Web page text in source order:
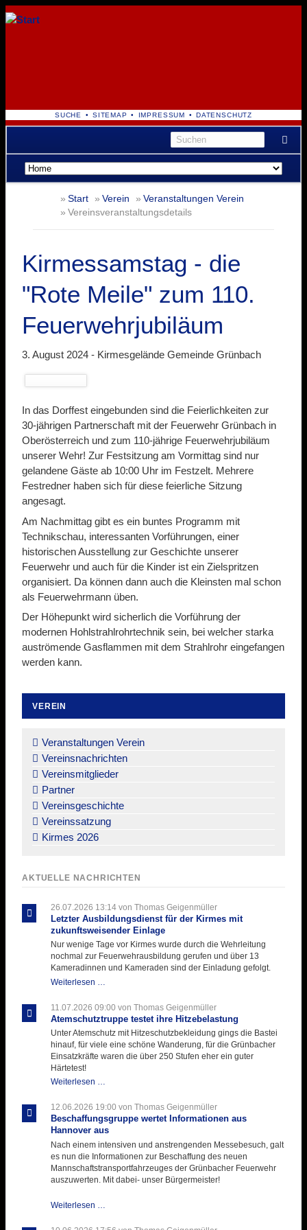
NAVIGATION
ÜBERSPRINGEN
SUCHE SITEMAP IMPRESSUM DATENSCHUTZ
Navigation
überspringen
Start Verein
Veranstaltungen Verein
Vereinsveranstaltungsdetails
Kirmessamstag - die
"Rote Meile" zum 110.
Feuerwehrjubiläum
3. August 2024 - Kirmesgelände Gemeinde Grünbach
In das Dorffest eingebunden sind die Feierlichkeiten zur
30-jährigen Partnerschaft mit der Feuerwehr Grünbach in
Oberösterreich und zum 110-jährige Feuerwehrjubiläum
unserer Wehr! Zur Festsitzung am Vormittag sind nur
gelandene Gäste ab 10:00 Uhr im Festzelt. Mehrere
Festredner haben sich für diese feierliche Sitzung
angesagt.
Am Nachmittag gibt es ein buntes Programm mit
Technikschau, interessanten Vorführungen, einer
historischen Ausstellung zur Geschichte unserer
Feuerwehr und auch für die Kinder ist ein Zielspritzen
organisiert. Da können dann auch die Kleinsten mal schon
als Feuerwehrmann üben.
Der Höhepunkt wird sicherlich die Vorführung der
modernen Hohlstrahlrohrtechnik sein, bei welcher starka
auströmende Gasflammen mit dem Strahlrohr eingefangen
werden kann.
VEREIN
überspringen
Veranstaltungen Verein
Vereinsnachrichten
Vereinsmitglieder
Partner
Vereinsgeschichte
Vereinssatzung
Kirmes 2026
AKTUELLE NACHRICHTEN
26.07.2026 13:14von Thomas Geigenmüller
Letzter Ausbildungsdienst für der Kirmes mit
zukunftsweisender Einlage
Nur wenige Tage vor Kirmes wurde durch die Wehrleitung
nochmal zur Feuerwehrausbildung gerufen und über 13
Kameradinnen und Kameraden sind der Einladung gefolgt.
Weiterlesen …
für
der
Kirmes
mit
zukunftsweisender
11.07.2026 09:00 von Thomas Geigenmüller
Atemschutztruppe testet ihre Hitzebelastung
Unter Atemschutz mit Hitzeschutzbekleidung gings die Bastei
hinauf, für viele eine schöne Wanderung, für die Grünbacher
Einsatzkräfte waren die über 250 Stufen eher ein guter
Härtetest!
Weiterlesen …
ihre
Hitzebelastung
12.06.2026 19:00 von Thomas Geigenmüller
Beschaffungsgruppe wertet Informationen aus
Hannover aus
Nach einem intensiven und anstrengenden Messebesuch, galt
es nun die Informationen zur Beschaffung des neuen
Mannschaftstransportfahrzeuges der Grünbacher Feuerwehr
auszuwerten. Mit dabei- unser Bürgermeister!
Weiterlesen …
Informationen